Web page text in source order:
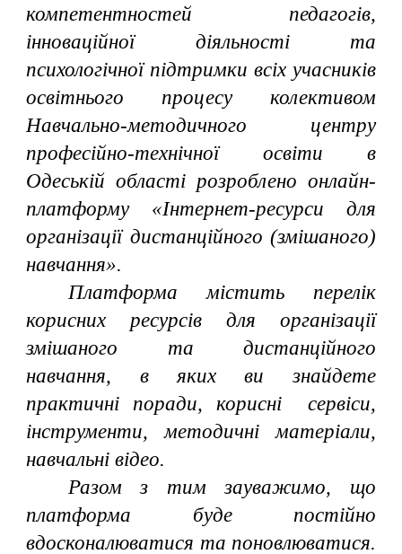
компетентностей педагогів,
інноваційної діяльності та
психологічної підтримки всіх учасників
освітнього процесу колективом
Навчально-методичного центру
професійно-технічної освіти в
Одеській області розроблено онлайн-
платформу «Інтернет-ресурси для
організації дистанційного (змішаного)
навчання».
Платформа містить перелік
корисних ресурсів для організації
змішаного та дистанційного
навчання, в яких ви знайдете
практичні поради, корисні сервіси,
інструменти, методичні матеріали,
навчальні відео.
Разом з тим зауважимо, що
платформа буде постійно
вдосконалюватися та поновлюватися.